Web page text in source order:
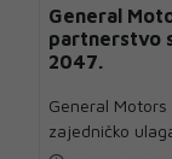
General
partnerstvo
2047.
General
zajedničko